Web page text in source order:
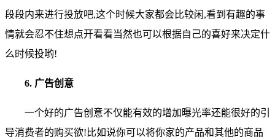
段段内来进行投放吧,这个时候大家都会比较闲,看到有趣的事
情就会忍不住想点开看看当然也可以根据自己的喜好来决定什
么时候投哟!
6. 广告创意
一个好的广告创意不仅能有效的增加曝光率还能很好的引
导消费者的购买欲!比如说你可以将你家的产品和其他的商品